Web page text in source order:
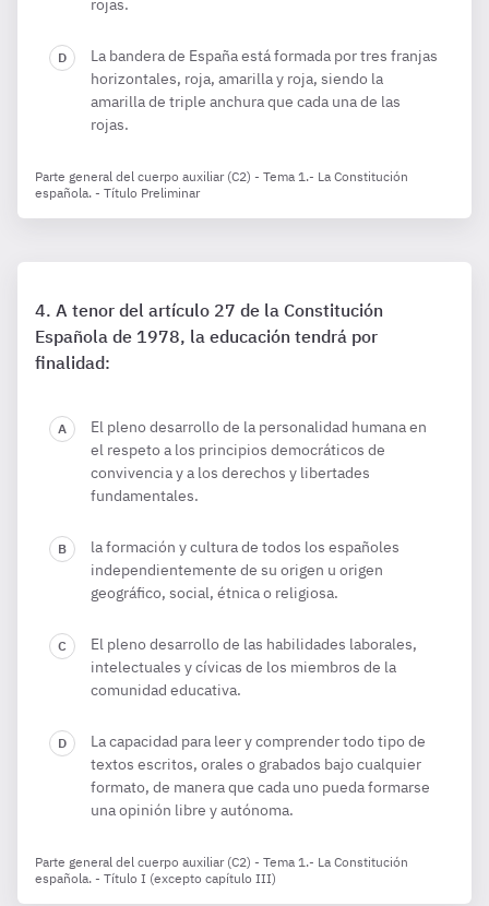
rojas.
La bandera de España está formada por tres franjas
horizontales, roja, amarilla y roja, siendo la
amarilla de triple anchura que cada una de las
rojas.
Parte general del cuerpo auxiliar (C2) - Tema 1.- La Constitución
española. - Título Preliminar
A tenor del artículo 27 de la Constitución
Española de 1978, la educación tendrá por
finalidad:
El pleno desarrollo de la personalidad humana en
el respeto a los principios democráticos de
convivencia y a los derechos y libertades
fundamentales.
la formación y cultura de todos los españoles
independientemente de su origen u origen
geográfico, social, étnica o religiosa.
El pleno desarrollo de las habilidades laborales,
intelectuales y cívicas de los miembros de la
comunidad educativa.
La capacidad para leer y comprender todo tipo de
textos escritos, orales o grabados bajo cualquier
formato, de manera que cada uno pueda formarse
una opinión libre y autónoma.
Parte general del cuerpo auxiliar (C2) - Tema 1.- La Constitución
española. - Título I (excepto capítulo III)